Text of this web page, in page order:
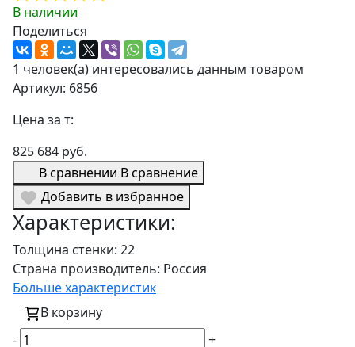
В наличии
Поделиться
1 человек(а) интересовались данным товаром
Артикул: 6856
Цена за т:
825 684 руб.
В сравнении В сравнение
Добавить в избранное
Характеристики:
Толщина стенки: 22
Страна производитель: Россия
Больше характеристик
В корзину
-
+